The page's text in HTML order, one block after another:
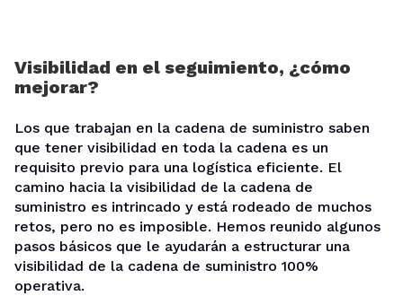
Visibilidad en el seguimiento, ¿cómo
mejorar?
Los que trabajan en la cadena de suministro saben
que tener visibilidad en toda la cadena es un
requisito previo para una logística eficiente. El
camino hacia la visibilidad de la cadena de
suministro es intrincado y está rodeado de muchos
retos, pero no es imposible. Hemos reunido algunos
pasos básicos que le ayudarán a estructurar una
visibilidad de la cadena de suministro 100%
operativa.